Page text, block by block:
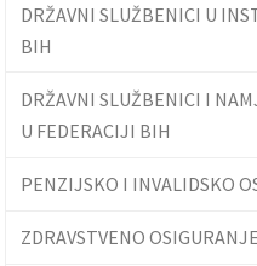
DRŽAVNI SLUŽBENICI U
BIH
DRŽAVNI SLUŽBENICI I
U FEDERACIJI BIH
PENZIJSKO I INVALIDSKO
ZDRAVSTVENO OSIGURANJE